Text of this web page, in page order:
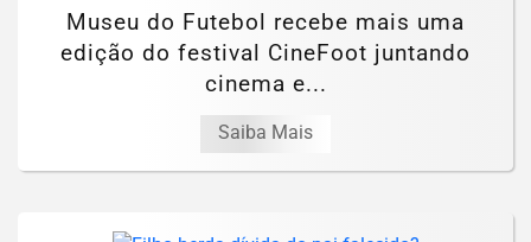
Museu do Futebol recebe mais uma
edição do festival CineFoot juntando
cinema e...
Saiba Mais